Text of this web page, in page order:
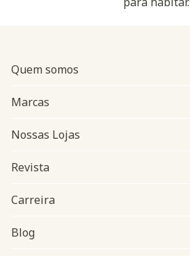
Navegação do rodapé
Quem somos
Marcas
Nossas Lojas
Revista
Carreira
Blog